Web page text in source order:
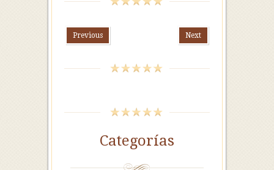
Previous Next
Categorías